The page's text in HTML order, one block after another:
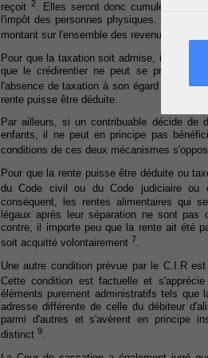
reçoit 2. Elles seront donc cumulées avec
l'impôt des personnes physiques.
montant sur l'ensemble des revenus nets
Pour que la taxation soit admise, il n'est
que le crédirentier ne peut se prévaloir
l'absence de taxation à son égard
. De
rente puisse être déduite.
Par ailleurs, si un contribuable décide de
enfants, il ne peut en principe pas
conditions de ces deux mécanismes
Pour que la rente puisse être déduite ou
du Code civil ou du Code judiciaire ou
conséquent, les rentes alimentaires qui
légaux après leur séparation ne sont pas
contre, il importe peu que la rente ait été
soit acquitté volontairement 7
Une autre condition prévue par le C.I.R
Cette condition est factuelle et
éléments purement administratifs tels que
adresse différente de celle du débiteur
parmi d'autres et s'avèrent en principe
distinct 9.